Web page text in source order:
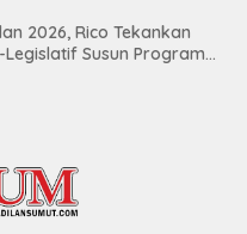
2026, Rico Tekankan
Susun Program